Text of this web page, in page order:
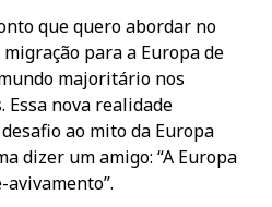
que quero abordar no
para a Europa de
majoritário nos
nova realidade
ao mito da Europa
dizer um amigo: “A Europa